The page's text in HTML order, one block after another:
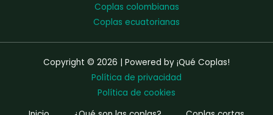
Coplas colombianas
Coplas ecuatorianas
Copyright © 2026 | Powered by ¡Qué Coplas!
Política de privacidad
Política de cookies